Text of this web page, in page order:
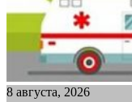
8 августа, 2026